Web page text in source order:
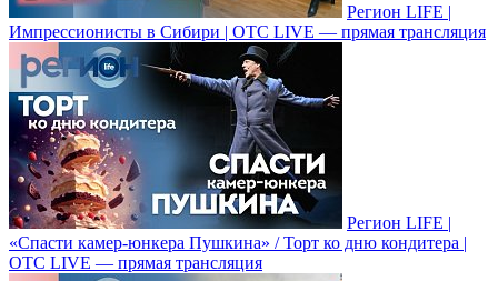
Регион LIFE |
Импрессионисты в Cибири | ОТС LIVE — прямая трансляция
Регион LIFE |
«Спасти камер-юнкера Пушкина» / Торт ко дню кондитера |
ОТС LIVE — прямая трансляция